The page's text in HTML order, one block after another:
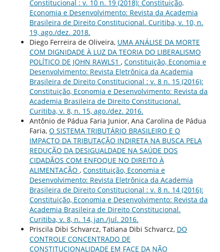
Constitucional : v. 10 n. 19 (2018): Constituição,
Economia e Desenvolvimento: Revista da Academia
Brasileira de Direito Constitucional. Curitiba, v. 10, n.
19, ago./dez. 2018.
Diego Ferreira de Oliveira, UMA ANÁLISE DA MORTE
COM DIGNIDADE À LUZ DA TEORIA DO LIBERALISMO
POLÍTICO DE JOHN RAWLS1 , Constituição, Economia e
Desenvolvimento: Revista Eletrônica da Academia
Brasileira de Direito Constitucional : v. 8 n. 15 (2016):
Constituição, Economia e Desenvolvimento: Revista da
Academia Brasileira de Direito Constitucional.
Curitiba, v. 8, n. 15, ago./dez. 2016.
Antônio de Pádua Faria Junior, Ana Carolina de Pádua
Faria, O SISTEMA TRIBUTÁRIO BRASILEIRO E O
IMPACTO DA TRIBUTAÇÃO INDIRETA NA BUSCA PELA
REDUÇÃO DA DESIGUALDADE NA SAÚDE DOS
CIDADÃOS COM ENFOQUE NO DIREITO À
ALIMENTAÇÃO , Constituição, Economia e
Desenvolvimento: Revista Eletrônica da Academia
Brasileira de Direito Constitucional : v. 8 n. 14 (2016):
Constituição, Economia e Desenvolvimento: Revista da
Academia Brasileira de Direito Constitucional.
Curitiba, v. 8, n. 14, jan./jul. 2016.
Priscila Dibi Schvarcz, Tatiana Dibi Schvarcz, DO
CONTROLE CONCENTRADO DE
CONSTITUCIONALIDADE EM FACE DA NÃO